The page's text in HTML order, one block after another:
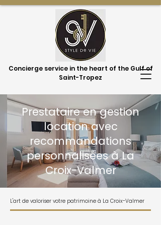
Concierge service in the heart of the Gulf of
Saint-Tropez
Prestataire en gestion
location avec
recommandations
personnalisées à La
Croix-Valmer
L'art de valoriser votre patrimoine à La Croix-Valmer